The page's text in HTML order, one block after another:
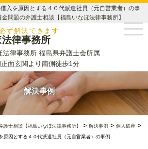
入を原因とする４０代派遣社員（元自営業者）の事
問題の弁護士相談【福島いなほ法律事務所】
ず解決できます
律事務所
法律事務所 福島県弁護士会所属
面玄関より南側徒歩1分
解決事例
士相談【福島いなほ法律事務所】 > 解決事例 > 個人破産 >
原因とする４０代派遣社員（元自営業者）の事例